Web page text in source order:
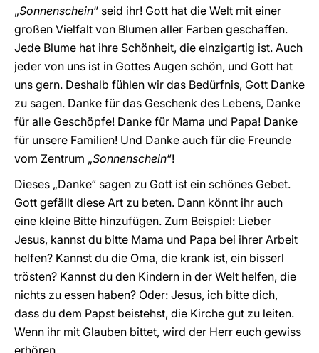
„Sonnenschein“ seid ihr! Gott hat die Welt mit einer
großen Vielfalt von Blumen aller Farben geschaffen.
Jede Blume hat ihre Schönheit, die einzigartig ist. Auch
jeder von uns ist in Gottes Augen schön, und Gott hat
uns gern. Deshalb fühlen wir das Bedürfnis, Gott Danke
zu sagen. Danke für das Geschenk des Lebens, Danke
für alle Geschöpfe! Danke für Mama und Papa! Danke
für unsere Familien! Und Danke auch für die Freunde
vom Zentrum „Sonnenschein“!
Dieses „Danke“ sagen zu Gott ist ein schönes Gebet.
Gott gefällt diese Art zu beten. Dann könnt ihr auch
eine kleine Bitte hinzufügen. Zum Beispiel: Lieber
Jesus, kannst du bitte Mama und Papa bei ihrer Arbeit
helfen? Kannst du die Oma, die krank ist, ein bisserl
trösten? Kannst du den Kindern in der Welt helfen, die
nichts zu essen haben? Oder: Jesus, ich bitte dich,
dass du dem Papst beistehst, die Kirche gut zu leiten.
Wenn ihr mit Glauben bittet, wird der Herr euch gewiss
erhören.